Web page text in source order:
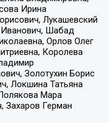
Ирина
Лукашевский
Иванович, Шабад
Орлов Олег
Королева
Золотухин Борис
Локшина Татьяна
Мара
Захаров Герман